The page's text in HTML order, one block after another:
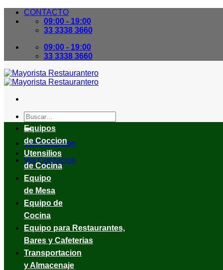
Skip
CONTACTO
09:00 - 19:00
33 3338 3660
09:00 - 19:00
33 3338 3660
Buscar
por:
Ver Cotizacion
Ver Cotizacion
Equipos
de Coccion
Utensilios
de Cocina
Equipo
de Mesa
Equipo de
Cocina
Equipo para Restaurantes,
Bares y Cafeterias
Transportacion
y Almacenaje